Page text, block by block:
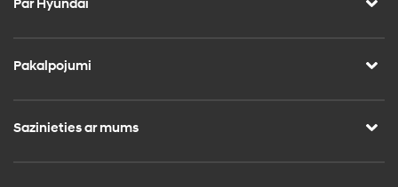
Par Hyundai
Pakalpojumi
Sazinieties ar mums